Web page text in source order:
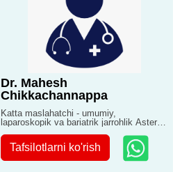
Dr. Mahesh
Chikkachannappa
Katta maslahatchi - umumiy,
laparoskopik va bariatrik jarrohlik Aster
tajribaga ega
Tafsilotlarni ko'rish